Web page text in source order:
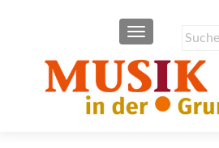
Suche
SCHALTE